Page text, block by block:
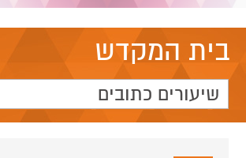
בית המקדש
שיעורים כתובים